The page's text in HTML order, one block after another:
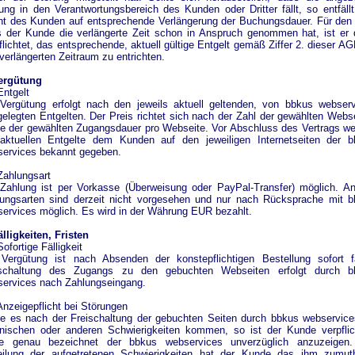
in den Verantwortungsbereich des Kunden oder Dritter fällt, so
des Kunden auf entsprechende Verlängerung der Buchungsdauer. Für
der Kunde die verlängerte Zeit schon in Anspruch genommen hat, ist er
das entsprechende, aktuell gültige Entgelt gemäß Ziffer 2. dieser
Zeitraum zu entrichten.
erfolgt nach den jeweils aktuell geltenden, von bbkus
Entgelten. Der Preis richtet sich nach der Zahl der gewählten
der gewählten Zugangsdauer pro Webseite. Vor Abschluss des Vertrags
Entgelte dem Kunden auf den jeweiligen Internetseiten der
bekannt gegeben.
ist per Vorkasse (Überweisung oder PayPal-Transfer) möglich.
sind derzeit nicht vorgesehen und nur nach Rücksprache mit
möglich. Es wird in der Währung EUR bezahlt.
Fristen
Fälligkeit
ist nach Absenden der konstepflichtigen Bestellung sofort
des Zugangs zu den gebuchten Webseiten erfolgt durch
nach Zahlungseingang.
bei Störungen
es nach der Freischaltung der gebuchten Seiten durch bbkus
oder anderen Schwierigkeiten kommen, so ist der Kunde
genau bezeichnet der bbkus webservices unverzüglich